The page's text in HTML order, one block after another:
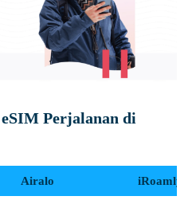
Perjalanan di
Airalo iRoamly